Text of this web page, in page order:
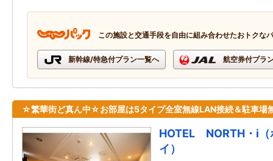
この施設と交通手段を自由に組み合わせたおトクな
新幹線/特急付プラン一覧へ 航空券付プラ
☆繁華街ど真ん中☆お部屋は5タイプ全室無線LAN接続＆駐車場
HOTEL NORTH・i（
イ）